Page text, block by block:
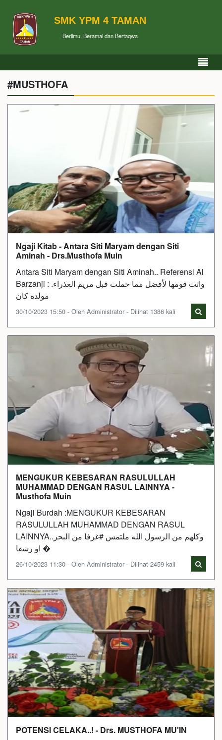
SMK YPM 4 TAMAN
Berilmu, Beramal dan Bertaqwa
#MUSTHOFA
Ngaji Kitab - Antara Siti Maryam dengan Siti
Aminah - Drs.Musthofa Muin
Antara Siti Maryam dengan Siti Aminah.. Referensi Al
Barzanji : واتت قومها لأفضل مما حملت قبل مريم العذراء.
مولده كان
30/10/2023 15:50 - Oleh Administrator - Dilihat 1386 kali
MENGUKUR KEBESARAN RASULULLAH
MUHAMMAD DENGAN RASUL LAINNYA -
Musthofa Muin
Ngaji Burdah :MENGUKUR KEBESARAN
RASULULLAH MUHAMMAD DENGAN RASUL
LAINNYA..وكلهم من الرسول الله ملتمس #غرفا من البحر
او رشفا �
26/10/2023 11:30 - Oleh Administrator - Dilihat 2459 kali
POTENSI CELAKA..! - Drs. MUSTHOFA MU'IN